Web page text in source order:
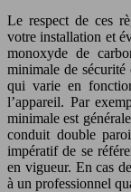
Le respect de ces
votre installation et
monoxyde de
minimale de
qui varie en
l’appareil. Par
minimale est
conduit double
impératif de se
en vigueur. En cas
à un professionnel